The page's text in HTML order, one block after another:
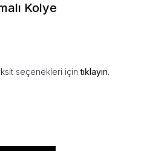
Kolye
seçenekleri içintıklayın.